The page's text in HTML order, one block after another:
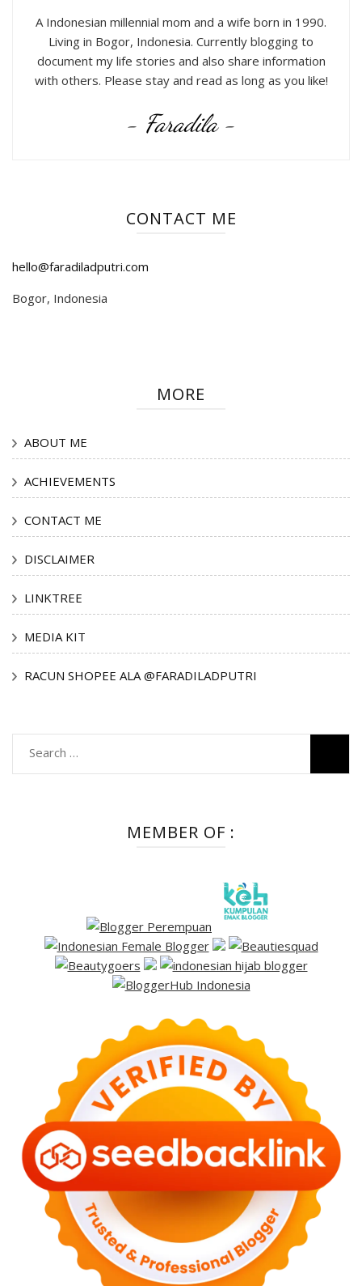
A Indonesian millennial mom and a wife born in 1990.
Living in Bogor, Indonesia. Currently blogging to
document my life stories and also share information
with others. Please stay and read as long as you like!
- Faradila -
CONTACT ME
hello@faradiladputri.com
Bogor, Indonesia
MORE
ABOUT ME
ACHIEVEMENTS
CONTACT ME
DISCLAIMER
LINKTREE
MEDIA KIT
RACUN SHOPEE ALA @FARADILADPUTRI
Search
for:
MEMBER OF :